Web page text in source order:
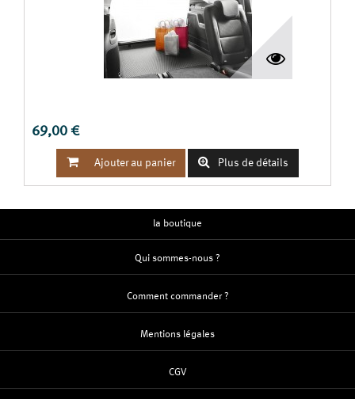
69,00 €
 Ajouter au panier  Plus de détails
la boutique
Qui sommes-nous ?
Comment commander ?
Mentions légales
CGV